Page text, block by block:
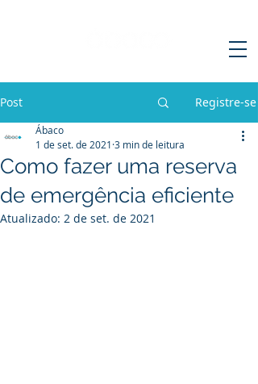
Post Registre-se
Como fazer uma reserva
de emergência eficiente
Ábaco
1 de set. de 2021 3 min de leitura
Atualizado: 2 de set. de 2021